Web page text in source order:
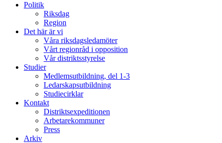
Politik
Riksdag
Region
Det här är vi
Våra riksdagsledamöter
Vårt regionråd i opposition
Vår distriktsstyrelse
Studier
Medlemsutbildning, del 1-3
Ledarskapsutbildning
Studiecirklar
Kontakt
Distriktsexpeditionen
Arbetarekommuner
Press
Arkiv